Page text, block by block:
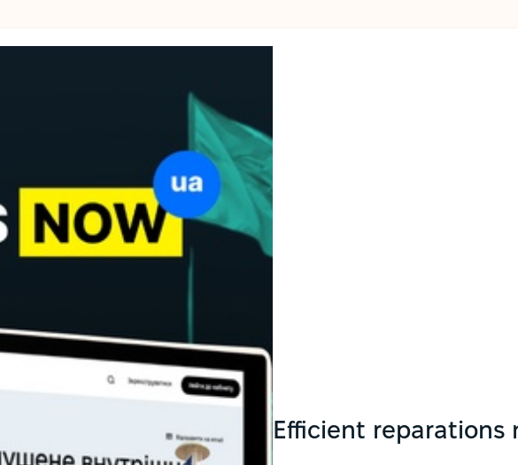
Efficient reparations